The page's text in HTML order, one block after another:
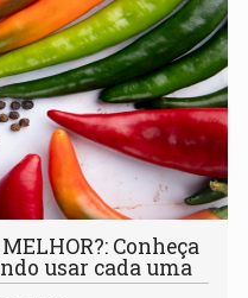
Conheça
usar cada uma